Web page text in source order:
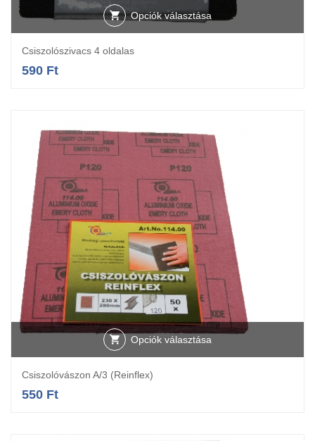
Opciók választása
Csiszolószivacs 4 oldalas
590 Ft
Opciók választása
Csiszolóvászon A/3 (Reinflex)
550 Ft